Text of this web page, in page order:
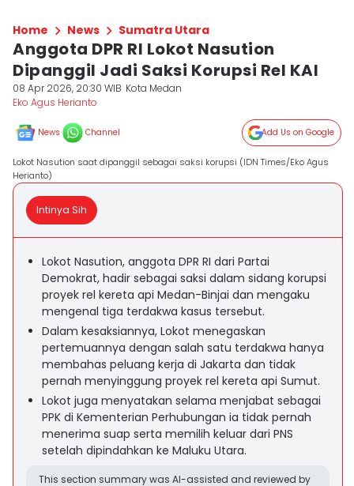
Home News Sumatra Utara
Anggota DPR RI Lokot Nasution
Dipanggil Jadi Saksi Korupsi Rel KAI
08 Apr 2026, 20:30 WIB Kota Medan
Eko Agus Herianto
News Channel Add Us on Google
Lokot Nasution saat dipanggil sebagai saksi korupsi (IDN Times/Eko Agus
Herianto)
Intinya Sih
Lokot Nasution, anggota DPR RI dari Partai
Demokrat, hadir sebagai saksi dalam sidang korupsi
proyek rel kereta api Medan-Binjai dan mengaku
mengenal tiga terdakwa kasus tersebut.
Dalam kesaksiannya, Lokot menegaskan
pertemuannya dengan salah satu terdakwa hanya
membahas peluang kerja di Jakarta dan tidak
pernah menyinggung proyek rel kereta api Sumut.
Lokot juga menyatakan selama menjabat sebagai
PPK di Kementerian Perhubungan ia tidak pernah
menerima suap serta memilih keluar dari PNS
setelah dipindahkan ke Maluku Utara.
This section summary was AI-assisted and reviewed by